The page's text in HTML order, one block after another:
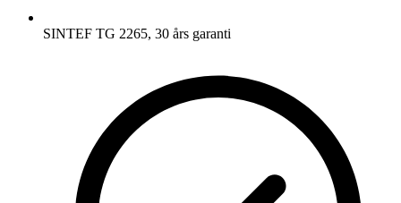
SINTEF TG 2265, 30 års garanti